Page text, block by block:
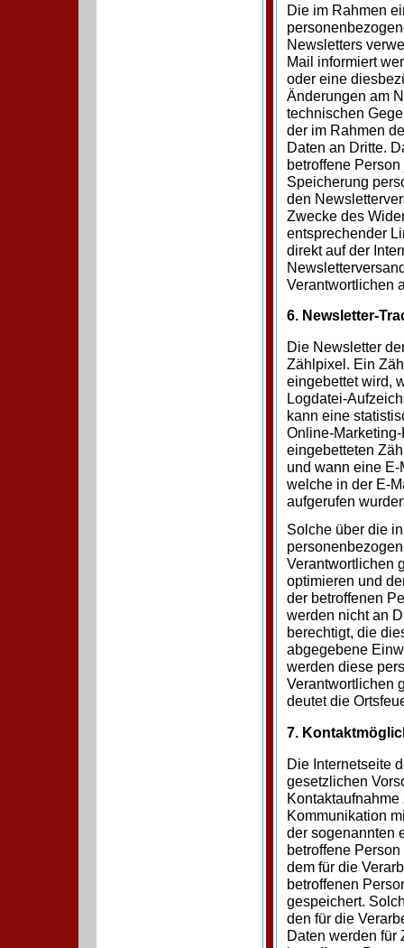
Die im Rahmen
Newsletters
Mail informiert
oder eine
Änderungen am
technischen
der im Rahmen
Daten an Dritte.
betroffene
Speicherung
den
Zwecke des
entsprechender
direkt auf der
Verantwortlichen
6. Newsletter-
Die Newsletter
Zählpixel. Ein
eingebettet wird,
Logdatei-
kann eine
Online-
eingebetteten
und wann eine
welche in der E-
aufgerufen
Solche über die
Verantwortlichen
optimieren und
der betroffenen
werden nicht an
berechtigt, die
abgegebene
werden diese
Verantwortlichen
deutet die
7.
Die Internetseite
gesetzlichen
Kommunikation
der sogenannten
betroffene
dem für die
betroffenen
gespeichert.
den für die
Daten werden für